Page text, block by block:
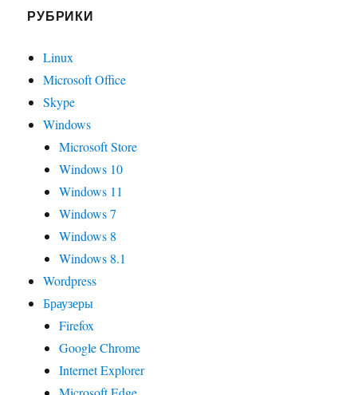
РУБРИКИ
Linux
Microsoft Office
Skype
Windows
Microsoft Store
Windows 10
Windows 11
Windows 7
Windows 8
Windows 8.1
Wordpress
Браузеры
Firefox
Google Chrome
Internet Explorer